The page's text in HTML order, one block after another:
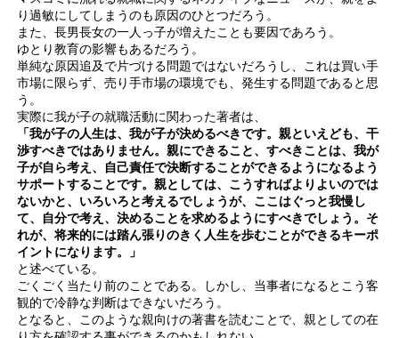
り過敏にしてしまうのも原因のひとつだろう。
また、長男長女の一人っ子が増えたことも要因であろう。
ゆとり教育の影響もあるだろう。
単純な原因追及で片づける問題ではないだろうし、これは買い手
市場に限らず、売り手市場の環境でも、発生する問題であると思
う。
実際に我が子の就職活動に関わった著者は、
「我が子の人生は、我が子が決めるべきです。親といえども、干
渉すべきではありません。親にできること、すべきことは、我が
子が自ら考え、自己責任で決断することができるようになるよう
サポートすることです。親としては、こうすればよりよいのでは
ないかと、いろいろと考えるでしょうが、ここはぐっと我慢し
て、自分で考え、決めることを求めるようにすべきでしょう。そ
れが、将来的には踏ん張りのきく人生を歩むことができるキーポ
イントになります。」
と述べている。
ごくごく当たり前のことである。しかし、当事者になるとこう客
観的で冷静な判断はできないだろう。
となると、このような親向けの著書を読むことで、親としての在